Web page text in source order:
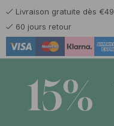
Livraison gratuite dès €49
60 jours retour
15%